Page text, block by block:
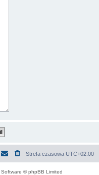
Strefa czasowa UTC+02:00
© phpBB Limited